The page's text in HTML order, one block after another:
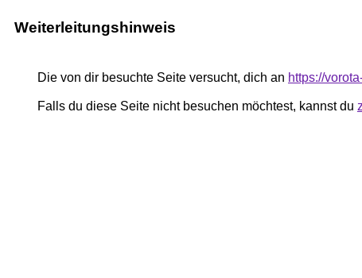
Weiterleitungshinweis
Die von dir besuchte Seite versucht, dich an https://
Falls du diese Seite nicht besuchen möchtest, kannst du